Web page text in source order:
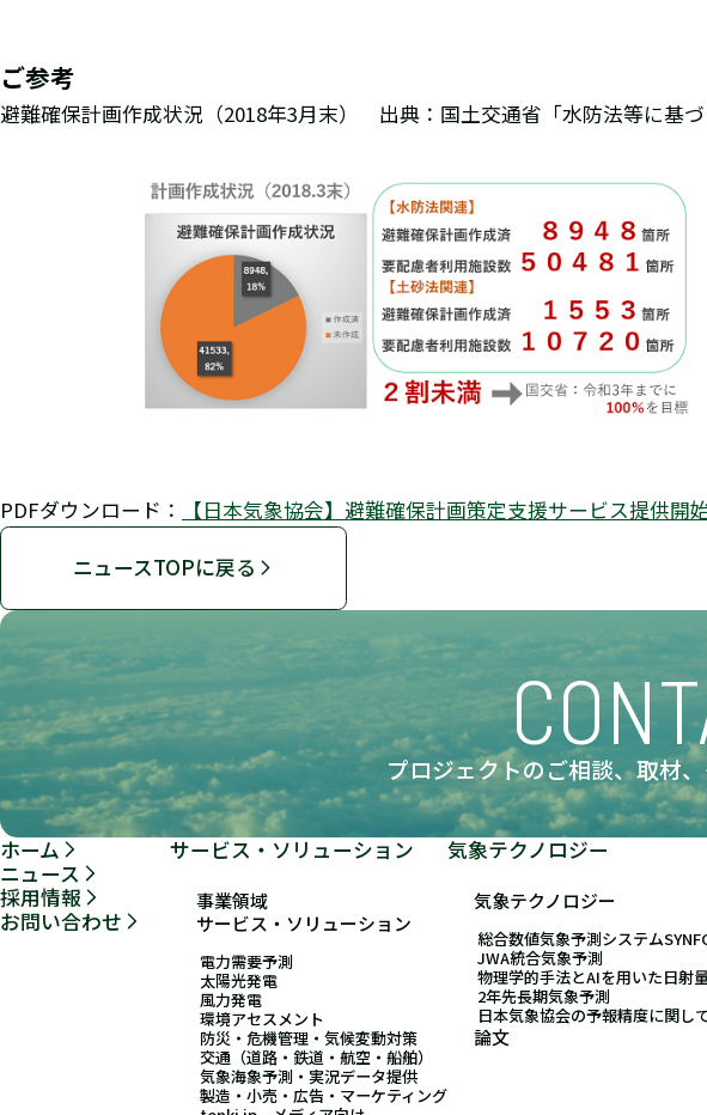
ご参考
避難確保計画作成状況（2018年3月末） 出典：国土交通省「水防法等に基づ
PDFダウンロード： 【日本気象協会】避難確保計画策定支援サービス提供開
ニュースTOPに戻る
プロジェクトのご相談、取材、
ホーム
ニュース
採用情報
お問い合わせ
サービス・ソリューション
事業領域
サービス・ソリューション
電力需要予測
太陽光発電
風力発電
環境アセスメント
防災・危機管理・気候変動対策
交通（道路・鉄道・航空・船舶）
気象海象予測・実況データ提供
製造・小売・広告・マーケティング
気象テクノロジー
気象テクノロジー
総合数値気象予測システム
JWA統合気象予測
物理学的手法とAIを用いた日射
2年先長期気象予測
日本気象協会の予報精度に関し
論文